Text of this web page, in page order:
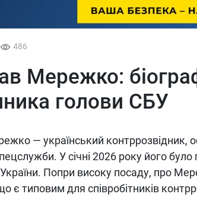
486
Мережко:
голови СБУ
— український контррозвідник,
У січні 2026 року його
Попри високу посаду, про
є типовим для співробітників